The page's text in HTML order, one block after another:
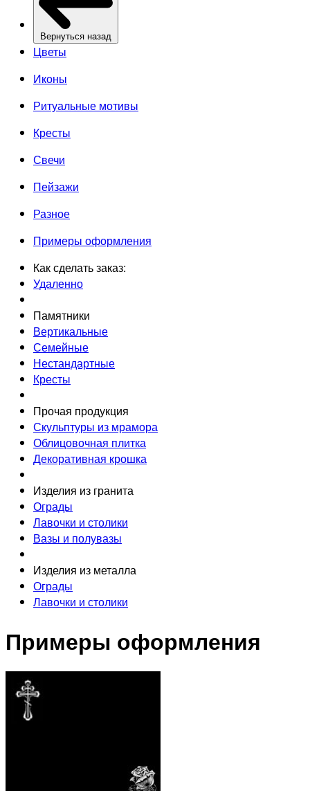
Вернуться назад
Цветы
Иконы
Ритуальные мотивы
Кресты
Свечи
Пейзажи
Разное
Примеры оформления
Как сделать заказ:
Удаленно
Памятники
Вертикальные
Семейные
Нестандартные
Кресты
Прочая продукция
Скульптуры из мрамора
Облицовочная плитка
Декоративная крошка
Изделия из гранита
Ограды
Лавочки и столики
Вазы и полувазы
Изделия из металла
Ограды
Лавочки и столики
Примеры оформления